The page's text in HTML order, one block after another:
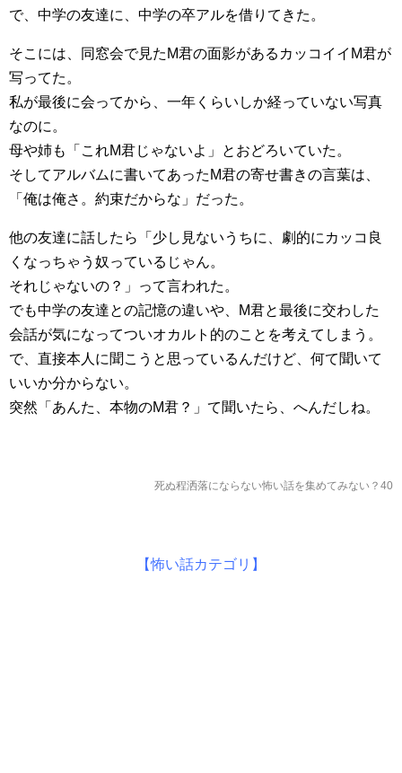
で、中学の友達に、中学の卒アルを借りてきた。
そこには、同窓会で見たM君の面影があるカッコイイM君が
写ってた。
私が最後に会ってから、一年くらいしか経っていない写真
なのに。
母や姉も「これM君じゃないよ」とおどろいていた。
そしてアルバムに書いてあったM君の寄せ書きの言葉は、
「俺は俺さ。約束だからな」だった。
他の友達に話したら「少し見ないうちに、劇的にカッコ良
くなっちゃう奴っているじゃん。
それじゃないの？」って言われた。
でも中学の友達との記憶の違いや、M君と最後に交わした
会話が気になってついオカルト的のことを考えてしまう。
で、直接本人に聞こうと思っているんだけど、何て聞いて
いいか分からない。
突然「あんた、本物のM君？」て聞いたら、へんだしね。
死ぬ程洒落にならない怖い話を集めてみない？40
【怖い話カテゴリ】